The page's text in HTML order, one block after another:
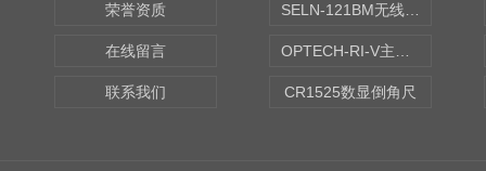
荣誉资质
在线留言
联系我们 CR1525数显倒角尺